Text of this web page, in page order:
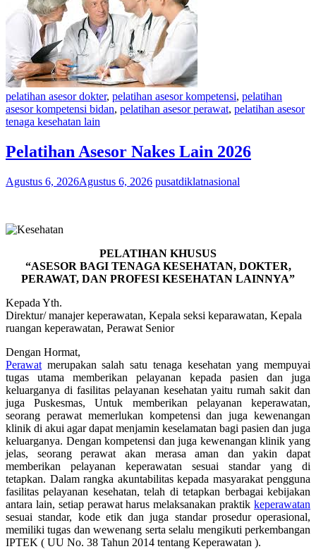
pelatihan asesor dokter, pelatihan asesor kompetensi, pelatihan
asesor kompetensi bidan, pelatihan asesor perawat, pelatihan asesor
tenaga kesehatan lain
Pelatihan Asesor Nakes Lain 2026
Agustus 6, 2026Agustus 6, 2026 pusatdiklatnasional
PELATIHAN KHUSUS
“ASESOR BAGI TENAGA KESEHATAN, DOKTER,
PERAWAT, DAN PROFESI KESEHATAN LAINNYA”
Kepada Yth.
Direktur/ manajer keperawatan, Kepala seksi keparawatan, Kepala
ruangan keperawatan, Perawat Senior
Dengan Hormat,
Perawat merupakan salah satu tenaga kesehatan yang mempuyai
tugas utama memberikan pelayanan kepada pasien dan juga
keluarganya di fasilitas pelayanan kesehatan yaitu rumah sakit dan
juga Puskesmas, Untuk memberikan pelayanan keperawatan,
seorang perawat memerlukan kompetensi dan juga kewenangan
klinik di akui agar dapat menjamin keselamatan bagi pasien dan juga
keluarganya. Dengan kompetensi dan juga kewenangan klinik yang
jelas, seorang perawat akan merasa aman dan yakin dapat
memberikan pelayanan keperawatan sesuai standar yang di
tetapkan. Dalam rangka akuntabilitas kepada masyarakat pengguna
fasilitas pelayanan kesehatan, telah di tetapkan berbagai kebijakan
antara lain, setiap perawat harus melaksanakan praktik keperawatan
sesuai standar, kode etik dan juga standar prosedur operasional,
memiliki tugas dan wewenang serta selalu mengikuti perkembangan
IPTEK ( UU No. 38 Tahun 2014 tentang Keperawatan ).